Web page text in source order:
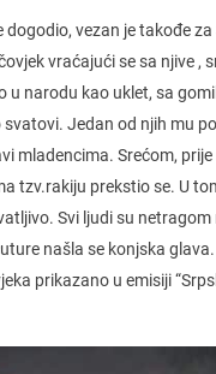
dogodio, vezan je takođe
vraćajući se sa njive ,
u narodu kao uklet, sa
svatovi. Jedan od njih mu
mladencima. Srećom,
tzv.rakiju prekstio se. U
Svi ljudi su netragom
našla se konjska
prikazano u emisiji